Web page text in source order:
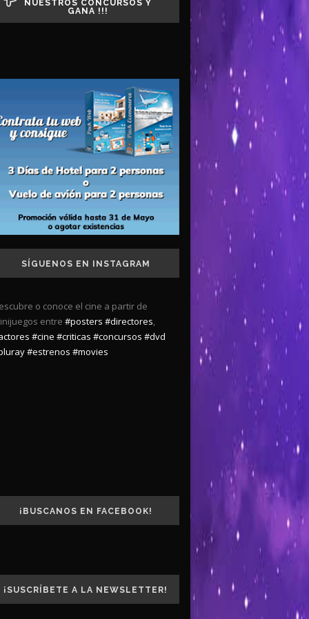
NUESTROS CONCURSOS Y
GANA !!!
SÍGUENOS EN INSTAGRAM
o conoce el cine a partir de
entre #posters #directores,
#cine #criticas #concursos #dvd
#estrenos #movies
¡BUSCANOS EN FACEBOOK!
¡SUSCRÍBETE A LA NEWSLETTER!